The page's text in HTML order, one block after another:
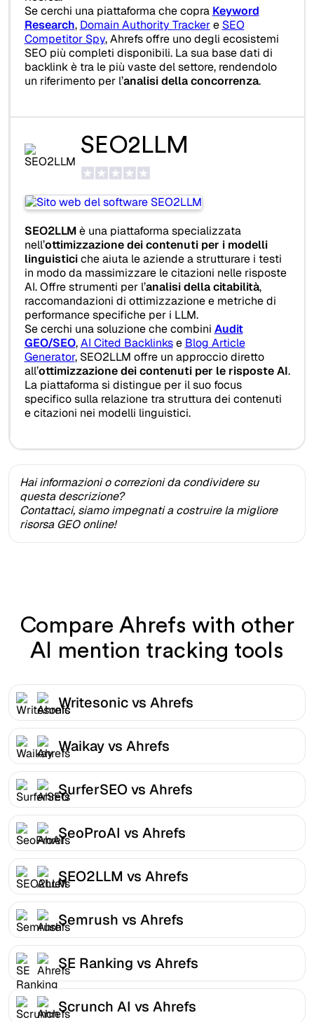
Se cerchi una piattaforma che copra Keyword
Research, Domain Authority Trackere SEO
Competitor Spy, Ahrefs offre uno degli ecosistemi
SEO più completi disponibili. La sua base dati di
backlink è tra le più vaste del settore, rendendolo
un riferimento per l’analisi della concorrenza.
SEO2LLM
SEO2LLMè una piattaforma specializzata
nell’ottimizzazione dei contenuti per i modelli
linguisticiche aiuta le aziende a strutturare i testi
in modo da massimizzare le citazioni nelle risposte
AI. Offre strumenti per l’analisi della citabilità,
raccomandazioni di ottimizzazione e metriche di
performance specifiche per i LLM.
Se cerchi una soluzione che combini Audit
GEO/SEO,AI Cited Backlinkse Blog Article
Generator, SEO2LLM offre un approccio diretto
all’ottimizzazione dei contenuti per le risposte AI.
La piattaforma si distingue per il suo focus
specifico sulla relazione tra struttura dei contenuti
e citazioni nei modelli linguistici.
Hai informazioni o correzioni da condividere su
questa descrizione?
Contattaci, siamo impegnati a costruire la migliore
risorsa GEO online!
Compare Ahrefs with other
AI mention tracking tools
Writesonic vs Ahrefs
Waikay vs Ahrefs
SurferSEO vs Ahrefs
SeoProAI vs Ahrefs
SEO2LLM vs Ahrefs
Semrush vs Ahrefs
SE Ranking vs Ahrefs
Scrunch AI vs Ahrefs